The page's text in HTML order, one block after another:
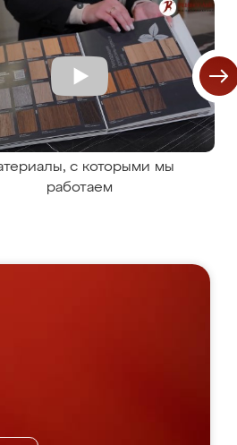
с которыми мы
работаем